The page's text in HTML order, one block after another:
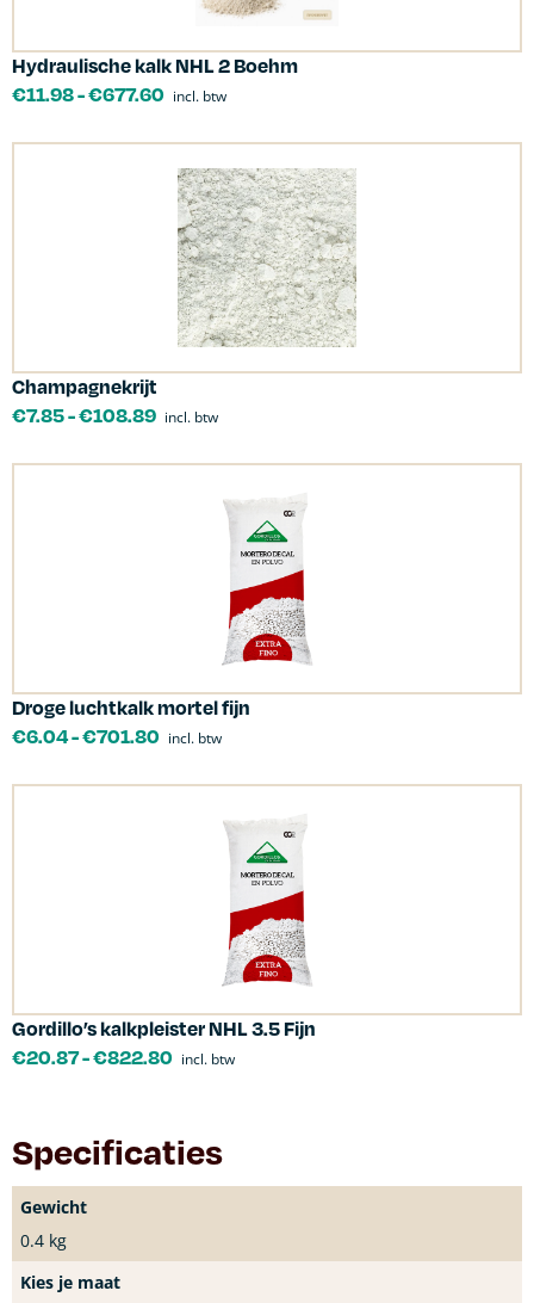
Hydraulische kalk NHL 2 Boehm
€11.98-€677.60 incl. btw
Champagnekrijt
€7.85-€108.89 incl. btw
Droge luchtkalk mortel fijn
€6.04-€701.80 incl. btw
Gordillo’s kalkpleister NHL 3.5 Fijn
€20.87-€822.80 incl. btw
Specificaties
Gewicht
0.4 kg
Kies je maat